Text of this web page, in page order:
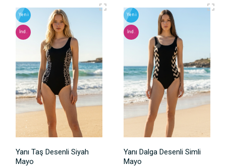
Yeni
İnd.
Yanı Taş Desenli Siyah
Mayo
Yeni
İnd.
Yanı Dalga Desenli Simli
Mayo